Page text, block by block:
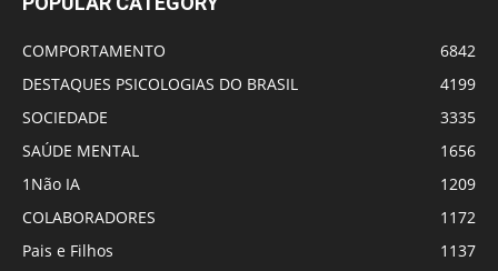
COMPORTAMENTO
6842
DESTAQUES PSICOLOGIAS DO BRASIL
4199
SOCIEDADE
3335
SAÚDE MENTAL
1656
1Não IA
1209
COLABORADORES
1172
Pais e Filhos
1137